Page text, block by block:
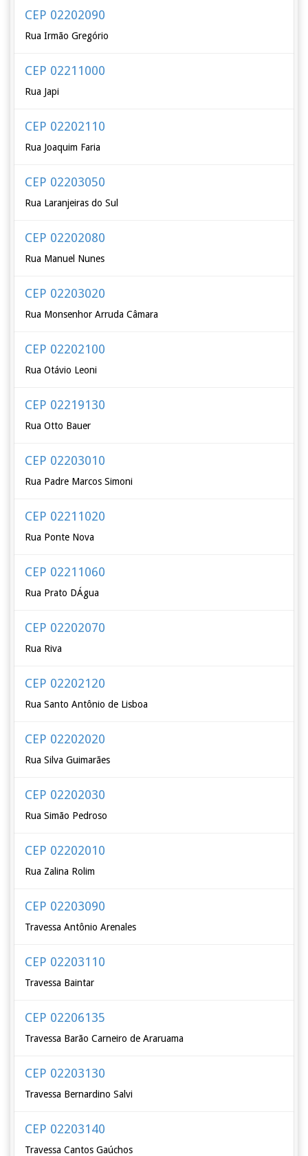
CEP 02202090
Rua Irmão Gregório
CEP 02211000
Rua Japi
CEP 02202110
Rua Joaquim Faria
CEP 02203050
Rua Laranjeiras do Sul
CEP 02202080
Rua Manuel Nunes
CEP 02203020
Rua Monsenhor Arruda Câmara
CEP 02202100
Rua Otávio Leoni
CEP 02219130
Rua Otto Bauer
CEP 02203010
Rua Padre Marcos Simoni
CEP 02211020
Rua Ponte Nova
CEP 02211060
Rua Prato DÁgua
CEP 02202070
Rua Riva
CEP 02202120
Rua Santo Antônio de Lisboa
CEP 02202020
Rua Silva Guimarães
CEP 02202030
Rua Simão Pedroso
CEP 02202010
Rua Zalina Rolim
CEP 02203090
Travessa Antônio Arenales
CEP 02203110
Travessa Baintar
CEP 02206135
Travessa Barão Carneiro de Araruama
CEP 02203130
Travessa Bernardino Salvi
CEP 02203140
Travessa Cantos Gaúchos